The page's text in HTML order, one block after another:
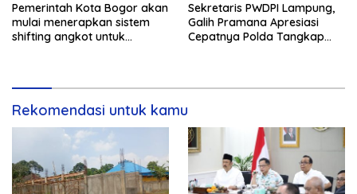
Pemerintah Kota Bogor akan
mulai menerapkan sistem
shifting angkot untuk
Sekretaris PWDPI Lampung,
Galih Pramana Apresiasi
Cepatnya Polda Tangkap
Rekomendasi untuk kamu